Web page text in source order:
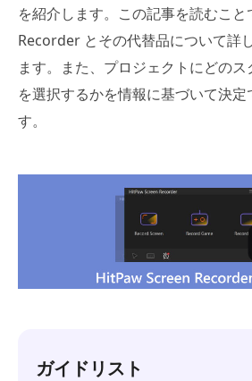
を紹介します。この記事を読むこ
Recorder とその代替品について詳
ます。また、プロジェクトにどの
を選択するかを情報に基づいて決定
す。
ガイドリスト